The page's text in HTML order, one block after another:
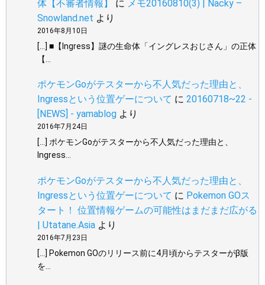
体【不審者情報】
に メモ20160810(3) | Nacky –
Snowland.net より
2016年8月10日
[…] ■【Ingress】謎の生命体「イングレスおじさん」の正体
【…
ポケモンGoがテスターから不人気だった理由と、
Ingressという位置ゲーについて に 20160718~22 -
[NEWS] - yamablog より
2016年7月24日
[…] ポケモンGoがテスターから不人気だった理由と、
Ingress…
ポケモンGoがテスターから不人気だった理由と、
Ingressという位置ゲーについて に Pokemon GOス
タート！ 位置情報ゲームの可能性はまだまだ広がる
| Utatane.Asia より
2016年7月23日
[…] Pokemon GOのリリース前に4月頃からテスターがβ版
を…